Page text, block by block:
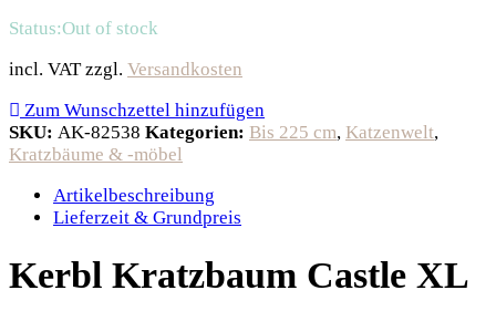
Status:Out of stock
incl. VAT zzgl. Versandkosten
Zum Wunschzettel hinzufügen
SKU: AK-82538 Kategorien: Bis 225 cm, Katzenwelt,
Kratzbäume & -möbel
Artikelbeschreibung
Lieferzeit & Grundpreis
Kerbl Kratzbaum Castle XL